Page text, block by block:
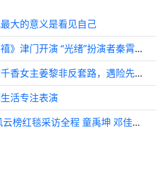
大的意义是看见自己
《德龄与慈禧》津门开演 “光绪”扮演者秦霄贤直言与前辈合作收获良多
鞠婧祎新剧千香女主姜黎非反套路，遇险先跑拒道德绑架
活专注表演
tfing东方风云榜红毯采访全程 童禹坤 邓佳鑫 穆祉丞 张子墨 黄朔